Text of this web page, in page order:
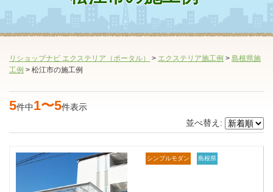
リショップナビ エクステリア（ポータル） > エクステリア施工例 > 島根県施
工例 > 松江市の施工例
5件中1〜5件表示
並べ替え:
シンプルモダン 島根県